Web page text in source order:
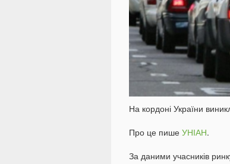
На кордоні України
Про це пише УНІАН.
За даними учасників